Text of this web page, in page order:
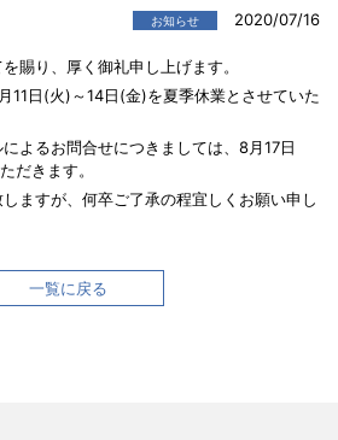
お知らせ 2020/07/16
賜り、厚く御礼申し上げます。
11日(火)～14日(金)を夏季休業とさせていた
よるお問合せにつきましては、8月17日
だきます。
ますが、何卒ご了承の程宜しくお願い申し
一覧に戻る